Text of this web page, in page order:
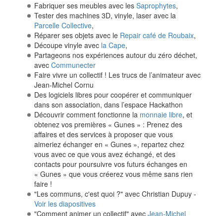
Fabriquer ses meubles avec les Saprophytes,
Tester des machines 3D, vinyle, laser avec la
Parcelle Collective,
Réparer ses objets avec le Repair café de Roubaix,
Découpe vinyle avec la Cape,
Partageons nos expériences autour du zéro déchet,
avec Communecter
Faire vivre un collectif ! Les trucs de l’animateur avec
Jean-Michel Cornu
Des logiciels libres pour coopérer et communiquer
dans son association, dans l’espace Hackathon
Découvrir comment fonctionne la monnaie libre, et
obtenez vos premières « Gunes » : Prenez des
affaires et des services à proposer que vous
aimeriez échanger en « Gunes », repartez chez
vous avec ce que vous avez échangé, et des
contacts pour poursuivre vos futurs échanges en
« Gunes » que vous créerez vous même sans rien
faire !
"Les communs, c'est quoi ?" avec Christian Dupuy -
Voir les diapositives
"Comment animer un collectif" avec Jean-Michel